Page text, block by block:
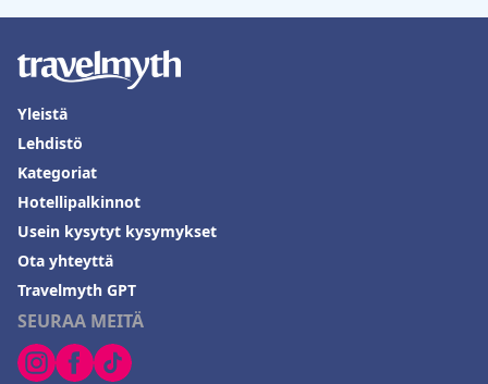
SEURAA MEITÄ
Yleistä
Lehdistö
Kategoriat
Hotellipalkinnot
Usein kysytyt kysymykset
Ota yhteyttä
Travelmyth GPT